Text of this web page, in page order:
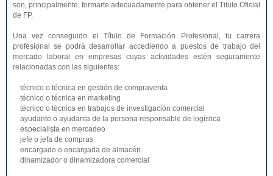
son, principalmente, formarte adecuadamente para obtener el Titulo Oficial
de FP.
Una vez conseguido el Título de Formación Profesional, tu carrera
profesional se podrá desarrollar accediendo a puestos de trabajo del
mercado laboral en empresas cuyas actividades estén seguramente
relacionadas con las siguientes:
técnico o técnica en gestión de compraventa
técnico o técnica en marketing
técnico o técnica en trabajos de investigación comercial
ayudante o ayudanta de la persona responsable de logística
especialista en mercadeo
jefe o jefa de compras
encargado o encargada de almacén
dinamizador o dinamizadora comercial